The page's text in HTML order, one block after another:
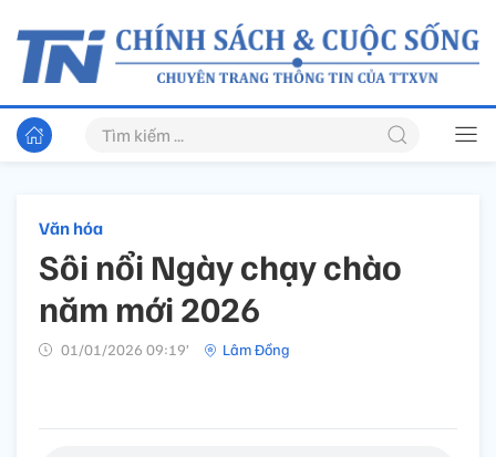
Văn hóa
Sôi nổi Ngày chạy chào
năm mới 2026
01/01/2026 09:19’ Lâm Đồng